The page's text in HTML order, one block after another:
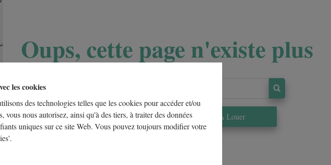
les cookies
des technologies telles que les cookies pour accéder et/ou
nous autorisez, ainsi qu'à des tiers, à traiter des données
uniques sur ce site Web. Vous pouvez toujours modifier votre
Oups, cette page n'existe plus
À Vendre À Louer